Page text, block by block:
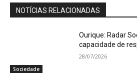
NOTÍCIAS RELACIONADAS
Sociedade
Ourique: Radar
capacidade de
28/07/2026